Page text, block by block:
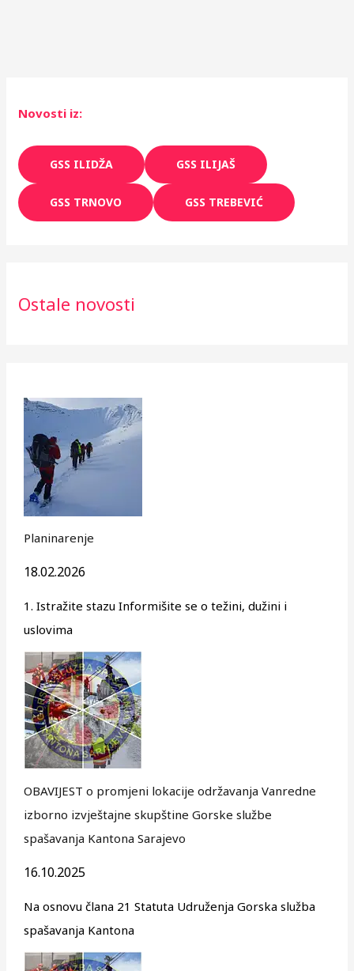
Novosti iz:
GSS ILIDŽA GSS ILIJAŠ
GSS TRNOVO GSS TREBEVIĆ
Ostale novosti
Planinarenje
18.02.2026
1. Istražite stazu Informišite se o težini, dužini i
uslovima
OBAVIJEST o promjeni lokacije održavanja Vanredne
izborno izvještajne skupštine Gorske službe
spašavanja Kantona Sarajevo
16.10.2025
Na osnovu člana 21 Statuta Udruženja Gorska služba
spašavanja Kantona